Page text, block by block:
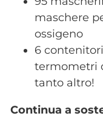
maschere
ossigeno
6
termometri
tanto altro!
Continua a